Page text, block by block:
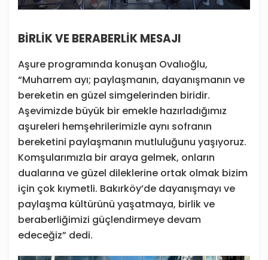
BİRLİK VE BERABERLİK MESAJI
Aşure programında konuşan Ovalıoğlu,
“Muharrem ayı; paylaşmanın, dayanışmanın ve
bereketin en güzel simgelerinden biridir.
Aşevimizde büyük bir emekle hazırladığımız
aşureleri hemşehrilerimizle aynı sofranın
bereketini paylaşmanın mutluluğunu yaşıyoruz.
Komşularımızla bir araya gelmek, onların
dualarına ve güzel dileklerine ortak olmak bizim
için çok kıymetli. Bakırköy’de dayanışmayı ve
paylaşma kültürünü yaşatmaya, birlik ve
beraberliğimizi güçlendirmeye devam
edeceğiz” dedi.